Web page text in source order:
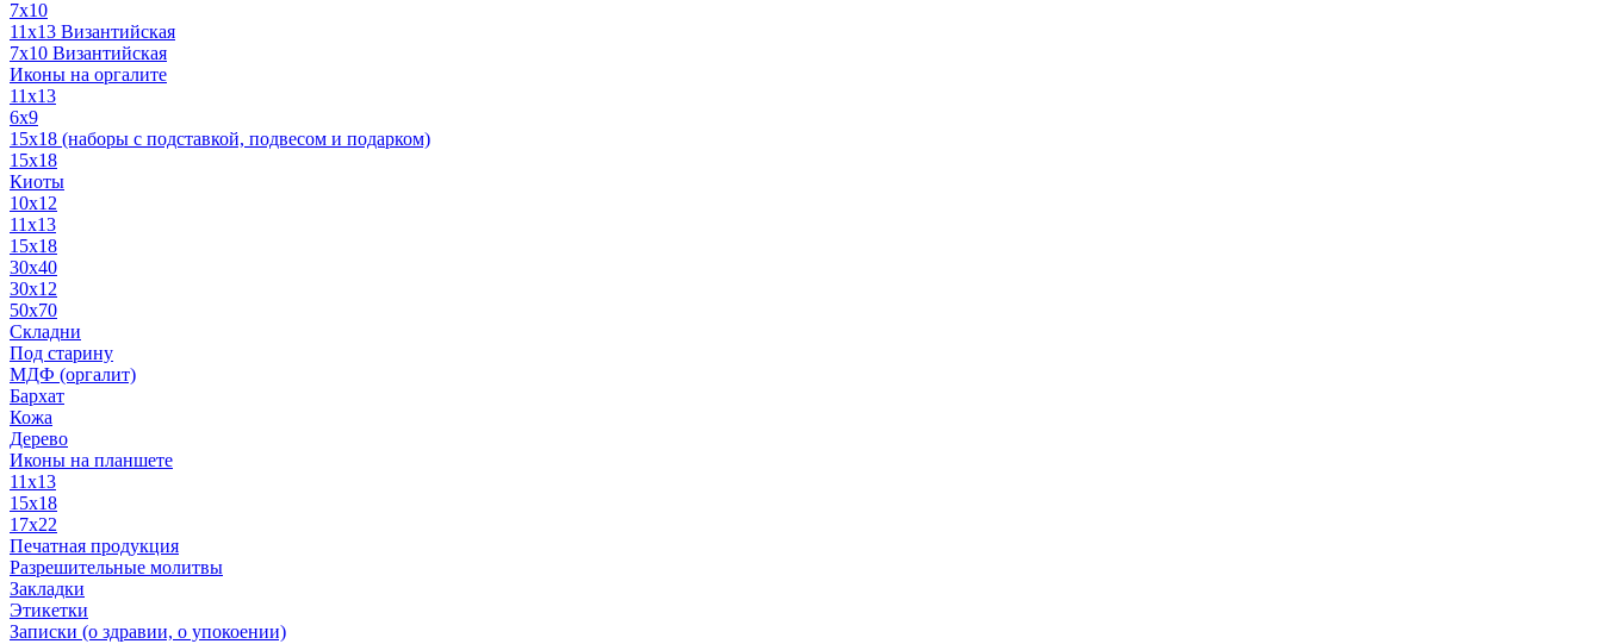
7x10
11x13 Византийская
7x10 Византийская
Иконы на оргалите
11x13
6x9
15х18 (наборы с подставкой, подвесом и подарком)
15x18
Киоты
10x12
11x13
15x18
30x40
30х12
50x70
Складни
Под старину
МДФ (оргалит)
Бархат
Кожа
Дерево
Иконы на планшете
11х13
15х18
17х22
Печатная продукция
Разрешительные молитвы
Закладки
Этикетки
Записки (о здравии, о упокоении)